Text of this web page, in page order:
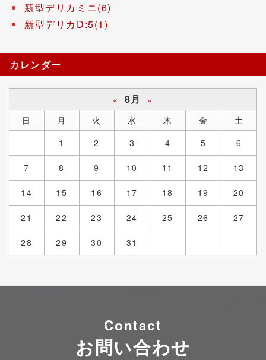
新型デリカミニ(6)
新型デリカD:5(1)
カレンダー
« 8月
»
日
月 火 水 木 金
土
1
2 3 4 5 6
7 8 9 10 11 12 13
14 15 16 17 18 19 20
21 22 23 24 25 26 27
28 29 30 31
Contact
お問い合わせ